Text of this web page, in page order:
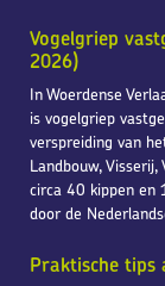
Vogelgriep
2026)
In Woerdense
is vogelgriep
verspreiding van
Landbouw,
circa 40 kippen en
door de
Praktische tips